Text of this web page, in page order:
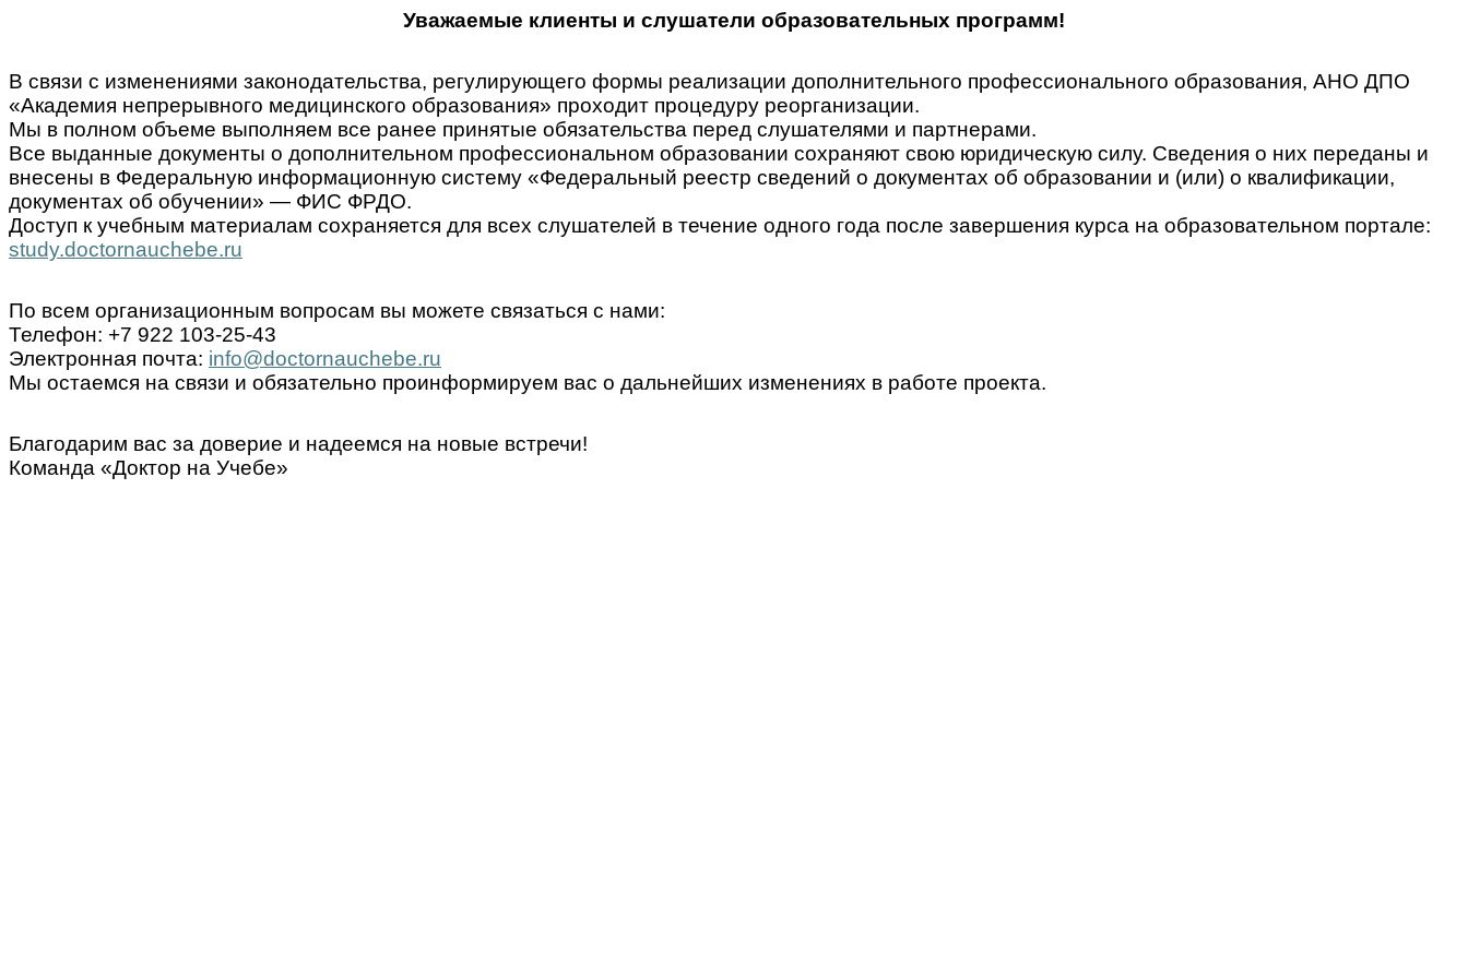
Уважаемые клиенты и слушатели образовательных программ!
В связи с изменениями законодательства, регулирующего формы реализации дополнительного профессионального образования, АНО ДПО
«Академия непрерывного медицинского образования» проходит процедуру реорганизации.
Мы в полном объеме выполняем все ранее принятые обязательства перед слушателями и партнерами.
Все выданные документы о дополнительном профессиональном образовании сохраняют свою юридическую силу. Сведения о них переданы и
внесены в Федеральную информационную систему «Федеральный реестр сведений о документах об образовании и (или) о квалификации,
документах об обучении» — ФИС ФРДО.
Доступ к учебным материалам сохраняется для всех слушателей в течение одного года после завершения курса на образовательном портале:
study.doctornauchebe.ru
По всем организационным вопросам вы можете связаться с нами:
Телефон: +7 922 103-25-43
Электронная почта: info@doctornauchebe.ru
Мы остаемся на связи и обязательно проинформируем вас о дальнейших изменениях в работе проекта.
Благодарим вас за доверие и надеемся на новые встречи!
Команда «Доктор на Учебе»